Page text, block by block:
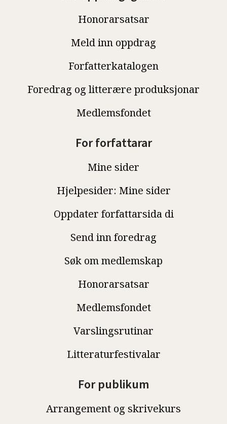
Honorarsatsar
Meld inn oppdrag
Forfatterkatalogen
Foredrag og litterære produksjonar
Medlemsfondet
For forfattarar
Mine sider
Hjelpesider: Mine sider
Oppdater forfattarsida di
Send inn foredrag
Søk om medlemskap
Honorarsatsar
Medlemsfondet
Varslingsrutinar
Litteraturfestivalar
For publikum
Arrangement og skrivekurs